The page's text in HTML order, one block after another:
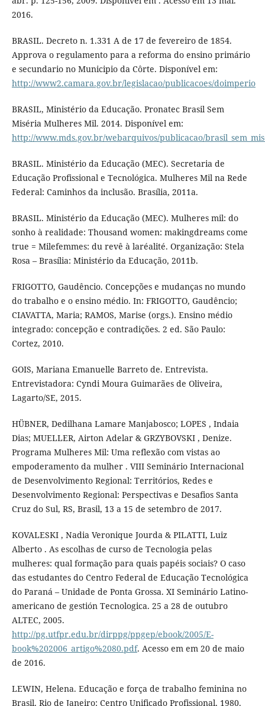
2016.
BRASIL. Decreto n. 1.331 A de 17 de fevereiro de 1854.
Approva o regulamento para a reforma do ensino primário
e secundario no Municipio da Côrte. Disponível em:
http://www2.camara.gov.br/legislacao/publicacoes/doimperio
BRASIL, Ministério da Educação. Pronatec Brasil Sem
Miséria Mulheres Mil. 2014. Disponível em:
http://www.mds.gov.br/webarquivos/publicacao/
BRASIL. Ministério da Educação (MEC). Secretaria de
Educação Profissional e Tecnológica. Mulheres Mil na Rede
Federal: Caminhos da inclusão. Brasília, 2011a.
BRASIL. Ministério da Educação (MEC). Mulheres mil: do
sonho à realidade: Thousand women: makingdreams come
true = Milefemmes: du revê à laréalité. Organização: Stela
Rosa – Brasília: Ministério da Educação, 2011b.
FRIGOTTO, Gaudêncio. Concepções e mudanças no mundo
do trabalho e o ensino médio. In: FRIGOTTO, Gaudêncio;
CIAVATTA, Maria; RAMOS, Marise (orgs.). Ensino médio
integrado: concepção e contradições. 2 ed. São Paulo:
Cortez, 2010.
GOIS, Mariana Emanuelle Barreto de. Entrevista.
Entrevistadora: Cyndi Moura Guimarães de Oliveira,
Lagarto/SE, 2015.
HÜBNER, Dedilhana Lamare Manjabosco; LOPES , Indaia
Dias; MUELLER, Airton Adelar & GRZYBOVSKI , Denize.
Programa Mulheres Mil: Uma reflexão com vistas ao
empoderamento da mulher . VIII Seminário Internacional
de Desenvolvimento Regional: Territórios, Redes e
Desenvolvimento Regional: Perspectivas e Desafios Santa
Cruz do Sul, RS, Brasil, 13 a 15 de setembro de 2017.
KOVALESKI , Nadia Veronique Jourda & PILATTI, Luiz
Alberto . As escolhas de curso de Tecnologia pelas
mulheres: qual formação para quais papéis sociais? O caso
das estudantes do Centro Federal de Educação Tecnológica
do Paraná – Unidade de Ponta Grossa. XI Seminário Latino-
americano de gestión Tecnologica. 25 a 28 de outubro
ALTEC, 2005.
http://pg.utfpr.edu.br/dirppg/ppgep/ebook/2005/E-
book%202006_artigo%2080.pdf. Acesso em em 20 de maio
de 2016.
LEWIN, Helena. Educação e força de trabalho feminina no
Brasil. Rio de Janeiro: Centro Unificado Profissional, 1980.